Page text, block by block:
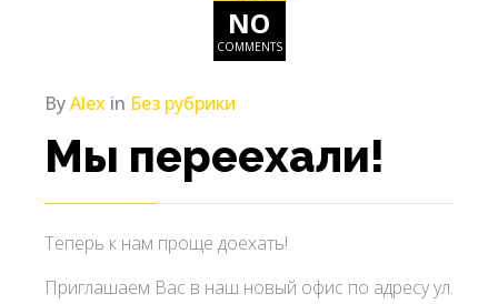
NO
COMMENTS
ByAlex in Без рубрики
Мы переехали!
Теперь к нам проще доехать!
Приглашаем Вас в наш новый офис по адресу ул.